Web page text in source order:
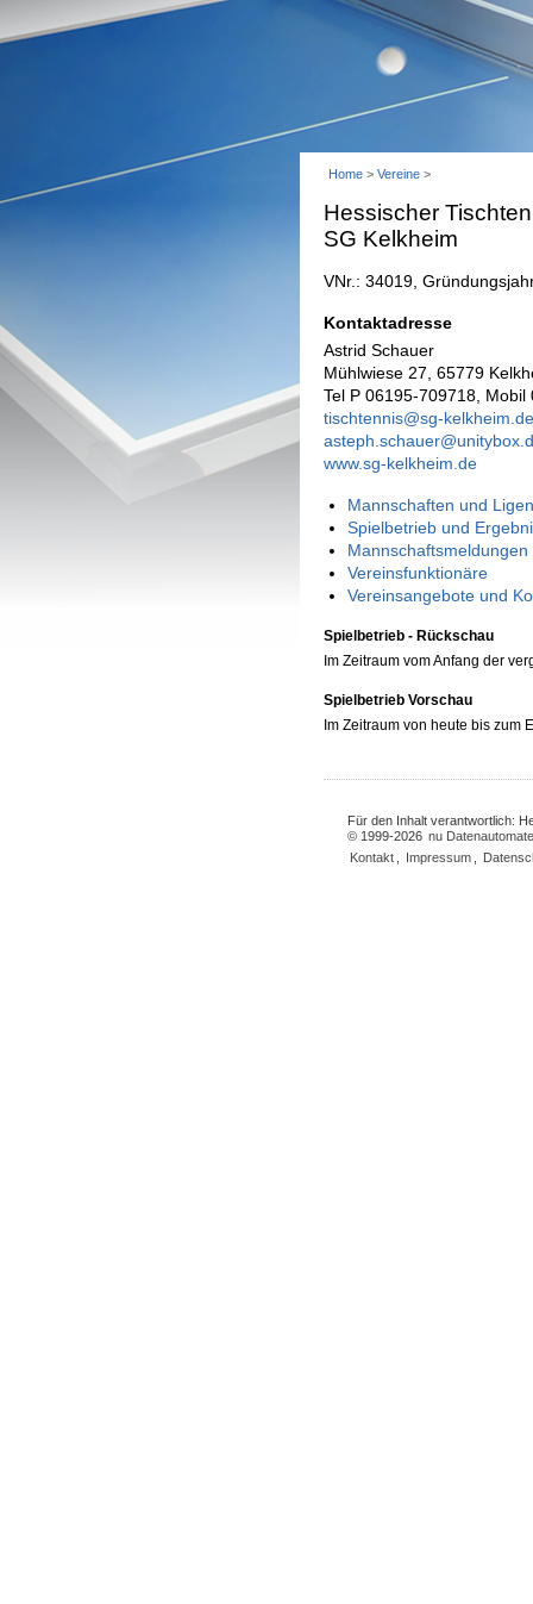
Home > Vereine >
Hessischer
SG Kelkheim
VNr.: 34019,
Kontaktadresse
Astrid Schauer
Mühlwiese 27, 65779
Tel P 06195-709718, Mobil
tischtennis@sg-kelkheim.de
www.sg-kelkheim.de
Mannschaften und
Spielbetrieb und
Vereinsfunktionäre
Vereinsangebote und
Spielbetrieb - Rückschau
Im Zeitraum vom Anfang der
Spielbetrieb Vorschau
Im Zeitraum von heute bis zum
Für den Inhalt verantwortlich:
© 1999-2026 nu
Kontakt
Impressum